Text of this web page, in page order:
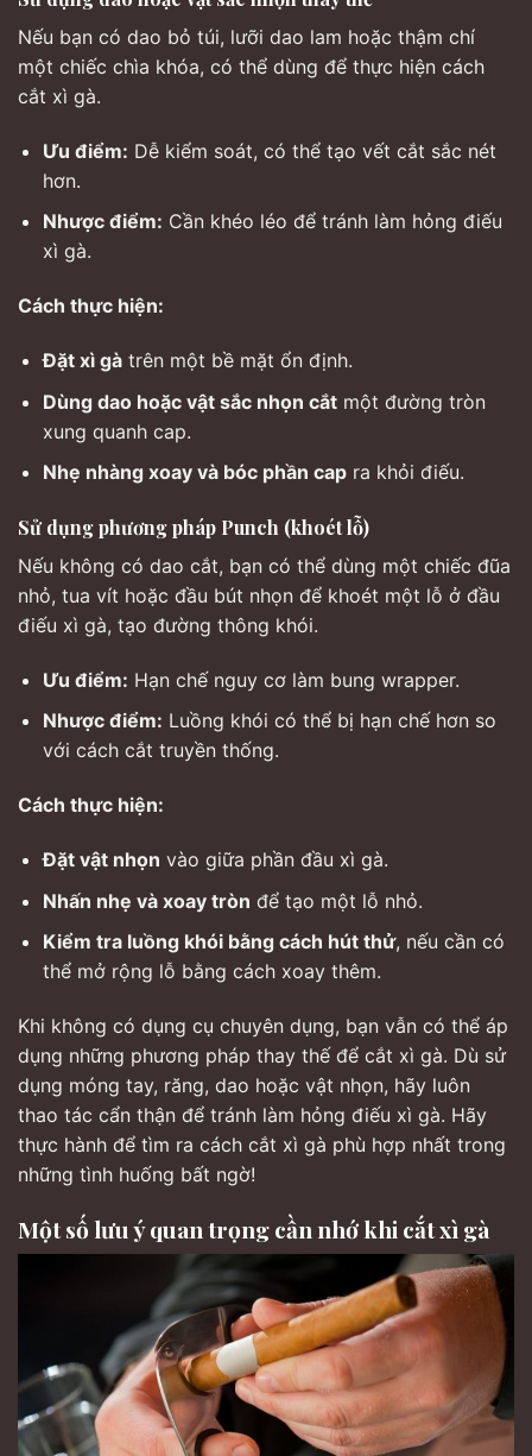
Nếu bạn có dao bỏ túi, lưỡi dao lam hoặc thậm chí
một chiếc chìa khóa, có thể dùng để thực hiện cách
cắt xì gà.
Ưu điểm: Dễ kiểm soát, có thể tạo vết cắt sắc nét
hơn.
Nhược điểm: Cần khéo léo để tránh làm hỏng điếu
xì gà.
Cách thực hiện:
Đặt xì gàtrên một bề mặt ổn định.
Dùng dao hoặc vật sắc nhọn cắtmột đường tròn
xung quanh cap.
Nhẹ nhàng xoay và bóc phần capra khỏi điếu.
Sử dụng phương pháp Punch (khoét lỗ)
Nếu không có dao cắt, bạn có thể dùng một chiếc đũa
nhỏ, tua vít hoặc đầu bút nhọn để khoét một lỗ ở đầu
điếu xì gà, tạo đường thông khói.
Ưu điểm: Hạn chế nguy cơ làm bung wrapper.
Nhược điểm: Luồng khói có thể bị hạn chế hơn so
với cách cắt truyền thống.
Cách thực hiện:
Đặt vật nhọn vào giữa phần đầu xì gà.
Nhấn nhẹ và xoay tròn để tạo một lỗ nhỏ.
Kiểm tra luồng khói bằng cách hút thử, nếu cần có
thể mở rộng lỗ bằng cách xoay thêm.
Khi không có dụng cụ chuyên dụng, bạn vẫn có thể áp
dụng những phương pháp thay thế để cắt xì gà. Dù sử
dụng móng tay, răng, dao hoặc vật nhọn, hãy luôn
thao tác cẩn thận để tránh làm hỏng điếu xì gà. Hãy
thực hành để tìm ra cách cắt xì gà phù hợp nhất trong
những tình huống bất ngờ!
Một số lưu ý quan trọng cần nhớ khi cắt xì gà